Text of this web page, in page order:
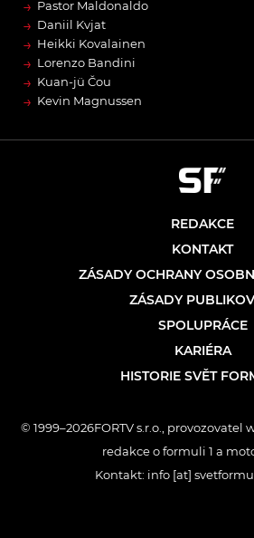
→ Pastor Maldonaldo
→ Daniil Kvjat
→ Heikki Kovalainen
→ Lorenzo Bandini
→ Kuan-jü Čou
→ Kevin Magnussen
REDAKCE
KONTAKT
ZÁSADY OCHRANY
ZÁSADY
SPOLUPRÁCE
KARIÉRA
HISTORIE SVĚT
© 1999–2026FORTV s.r.o., provozovatel
redakce o formuli 1 a
Kontakt: info [at]